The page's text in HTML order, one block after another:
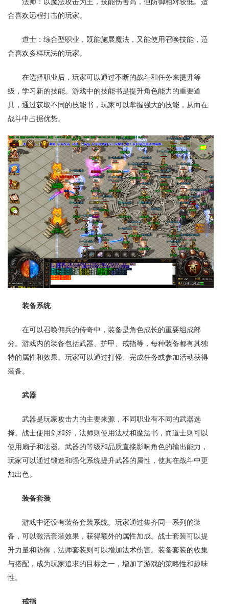
合喜欢远程打击的玩家。
道士：综合型职业，既能施展魔法，又能使用召唤技能，适
合喜欢多样玩法的玩家。
在选择职业后，玩家可以通过不断的战斗和任务来提升等
级，学习新的技能。游戏中的技能书是提升角色能力的重要道
具，通过获取不同的技能书，玩家可以掌握强大的技能，从而在
战斗中占据优势。
装备系统
在可以召唤佣兵的传奇中，装备是角色成长的重要组成部
分。游戏内的装备包括武器、护甲、戒指等，每种装备都有其独
特的属性和效果。玩家可以通过打怪、完成任务或参加活动获得
装备。
武器
武器是玩家攻击力的主要来源，不同职业有不同的武器选
择。战士使用剑和斧，法师则使用法杖和魔法书，而道士则可以
使用扇子和法器。武器的等级和品质直接影响角色的输出能力，
玩家可以通过锻造和强化系统提升武器的属性，使其在战斗中更
加出色。
装备套装
游戏中还设有装备套装系统。玩家通过集齐同一系列的装
备，可以激活套装效果，获得额外的属性加成。战士套装可以提
升力量和防御，法师套装则可以增加法术伤害。装备套装的收集
与搭配，成为玩家追求的目标之一，增加了游戏的策略性和趣味
性。
戒指